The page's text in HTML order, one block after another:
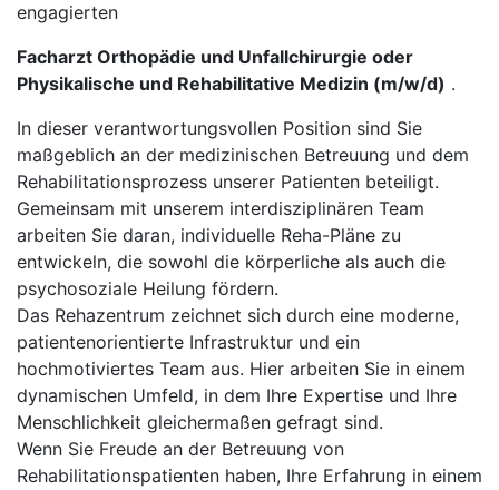
engagierten
Facharzt Orthopädie und Unfallchirurgie oder
Physikalische und Rehabilitative Medizin (m/w/d) .
In dieser verantwortungsvollen Position sind Sie
maßgeblich an der medizinischen Betreuung und dem
Rehabilitationsprozess unserer Patienten beteiligt.
Gemeinsam mit unserem interdisziplinären Team
arbeiten Sie daran, individuelle Reha-Pläne zu
entwickeln, die sowohl die körperliche als auch die
psychosoziale Heilung fördern.
Das Rehazentrum zeichnet sich durch eine moderne,
patientenorientierte Infrastruktur und ein
hochmotiviertes Team aus. Hier arbeiten Sie in einem
dynamischen Umfeld, in dem Ihre Expertise und Ihre
Menschlichkeit gleichermaßen gefragt sind.
Wenn Sie Freude an der Betreuung von
Rehabilitationspatienten haben, Ihre Erfahrung in einem